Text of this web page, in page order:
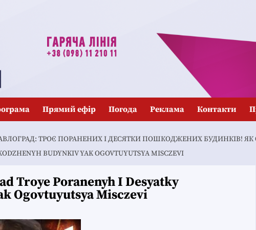
Прямий ефір Погода Реклама Контакти
ТРОЄ ПОРАНЕНИХ І ДЕСЯТКИ ПОШКОДЖЕНИХ БУДИНКІВ! ЯК
BUDYNKIV YAK OGOVTUYUTSYA MISCZEVI
Troye Poranenyh I Desyatky
Ogovtuyutsya Misczevi